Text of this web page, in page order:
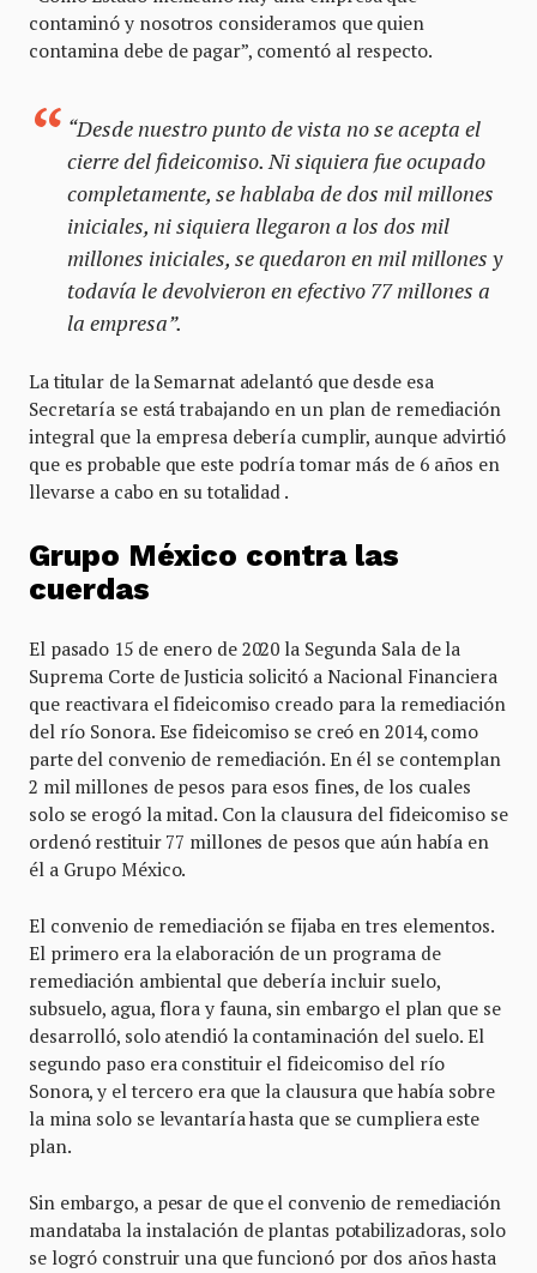
contaminó y nosotros consideramos que quien
contamina debe de pagar”, comentó al respecto.
“Desde nuestro punto de vista no se acepta el
cierre del fideicomiso. Ni siquiera fue ocupado
completamente, se hablaba de dos mil millones
iniciales, ni siquiera llegaron a los dos mil
millones iniciales, se quedaron en mil millones y
todavía le devolvieron en efectivo 77 millones a
la empresa”.
La titular de la Semarnat adelantó que desde esa
Secretaría se está trabajando en un plan de remediación
integral que la empresa debería cumplir, aunque advirtió
que es probable que este podría tomar más de 6 años en
llevarse a cabo en su totalidad .
Grupo México contra las
cuerdas
El pasado 15 de enero de 2020 la Segunda Sala de la
Suprema Corte de Justicia solicitó a Nacional Financiera
que reactivara el fideicomiso creado para la remediación
del río Sonora. Ese fideicomiso se creó en 2014, como
parte del convenio de remediación. En él se contemplan
2 mil millones de pesos para esos fines, de los cuales
solo se erogó la mitad. Con la clausura del fideicomiso se
ordenó restituir 77 millones de pesos que aún había en
él a Grupo México.
El convenio de remediación se fijaba en tres elementos.
El primero era la elaboración de un programa de
remediación ambiental que debería incluir suelo,
subsuelo, agua, flora y fauna, sin embargo el plan que se
desarrolló, solo atendió la contaminación del suelo. El
segundo paso era constituir el fideicomiso del río
Sonora, y el tercero era que la clausura que había sobre
la mina solo se levantaría hasta que se cumpliera este
plan.
Sin embargo, a pesar de que el convenio de remediación
mandataba la instalación de plantas potabilizadoras, solo
se logró construir una que funcionó por dos años hasta